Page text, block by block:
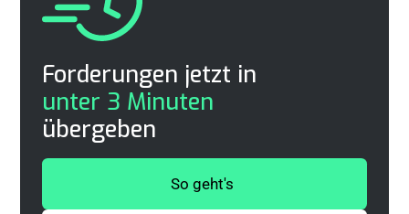
Forderungen jetzt in
unter 3 Minuten
übergeben
So geht's